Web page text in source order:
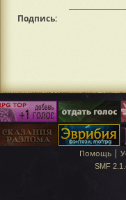
Подпись:
Помощь |
SMF